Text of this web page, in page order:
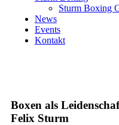
Sturm Boxing
News
Events
Kontakt
Boxen als
Felix Sturm